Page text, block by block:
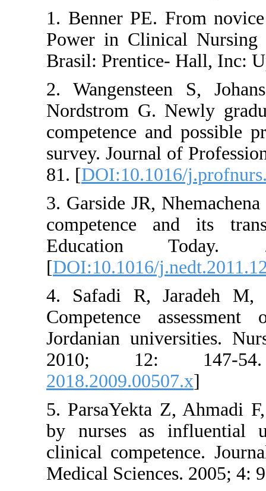
1. Benner PE.
Power in Clinical
Brasil: Prentice-
2. Wangensteen
Nordstrom G.
competence and
survey. Journal of
81. [DOI:10.1016/
3. Garside JR,
competence
Education
[DOI:10.1016/
4. Safadi R,
Competence
Jordanian
2010; 12:
2018.2009.00507.x
5. ParsaYekta Z,
by nurses as
clinical
Medical Sciences.